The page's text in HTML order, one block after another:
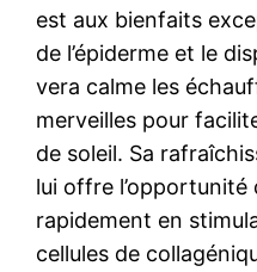
est aux bienfaits
de l’épiderme et le
vera calme les
merveilles pour
de soleil. Sa
lui offre l’opportunité
rapidement en
cellules de